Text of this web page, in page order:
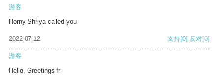
游客
Horny Shriya called you
2022-07-12 支持[0] 反对[0]
游客
Hello, Greetings fr